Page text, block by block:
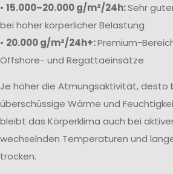
• 15.000–20.000 g/m²/24h:Sehr
bei hoher körperlicher Belastung
• 20.000 g/m²/24h+:Premium-
Offshore- und Regattaeinsätze
Je höher die Atmungsaktivität, desto
überschüssige Wärme und
bleibt das Körperklima auch bei
wechselnden Temperaturen und
trocken.